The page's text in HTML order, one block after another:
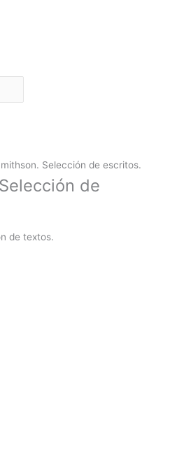
Selección de escritos.
de
de textos.